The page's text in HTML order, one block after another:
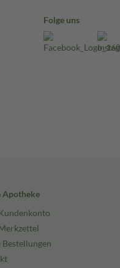
Folge uns
Apotheke
Bestellungen